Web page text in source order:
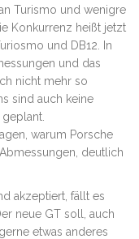
Turismo und wenigre
Konkurrenz heißt jetzt
und DB12. In
und das
nicht mehr so
sind auch keine
warum Porsche
deutlich
akzeptiert, fällt es
neue GT soll, auch
etwas anderes